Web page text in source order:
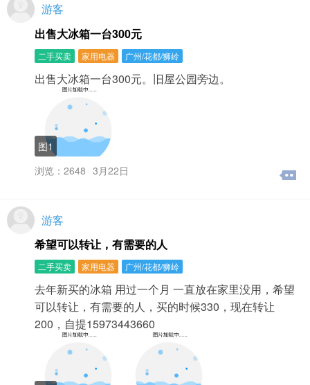
游客
出售大冰箱一台300元
二手买卖 家用电器 广州/花都/狮岭
出售大冰箱一台300元。旧屋公园旁边。
图1
浏览：2648 3月22日
游客
希望可以转让，有需要的人
二手买卖 家用电器 广州/花都/狮岭
去年新买的冰箱 用过一个月 一直放在家里没用，希望
可以转让，有需要的人，买的时候330，现在转让
200，自提15973443660